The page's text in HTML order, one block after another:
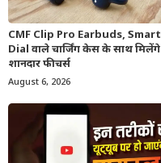
CMF Clip Pro Earbuds, Smart
Dial वाले चार्जिंग केस के साथ मिलेंगे
शानदार फीचर्स
August 6, 2026